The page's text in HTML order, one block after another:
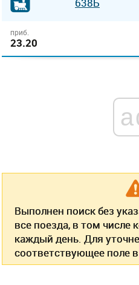
приб.
23.20
Выполнен поиск без
все поезда, в том числе
каждый день. Для
соответствующее поле